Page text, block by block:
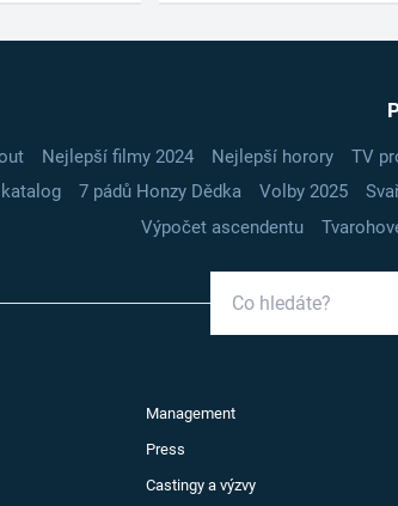
Nejlepší filmy 2024 Nejlepší horory TV
7 pádů Honzy Dědka Volby 2025
Výpočet ascendentu
Management
Press
Castingy a výzvy